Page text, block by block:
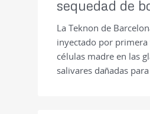
sequedad de
La Teknon de
inyectado por primera
células madre en las
salivares dañadas